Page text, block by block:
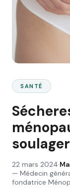
SANTÉ
22 mars 2024·
— Médecin
fondatrice